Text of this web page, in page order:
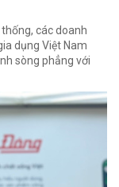
các doanh
dụng Việt Nam
sòng phẳng với